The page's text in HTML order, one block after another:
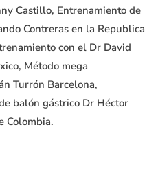
Castillo, Entrenamiento de
Contreras en la Republica
con el Dr David
Método mega
Turrón Barcelona,
balón gástrico Dr Héctor
Colombia.